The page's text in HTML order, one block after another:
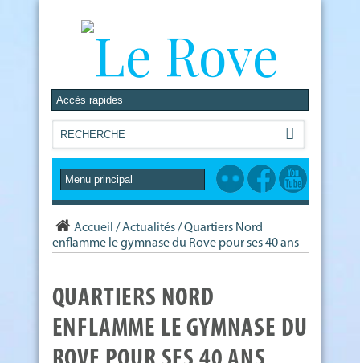
Accueil /Actualités/Quartiers Nord
enflamme le gymnase du Rove pour ses 40 ans
QUARTIERS NORD
ENFLAMME LE GYMNASE DU